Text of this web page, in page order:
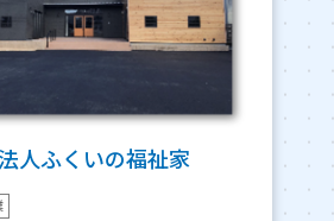
人ふくいの福祉家